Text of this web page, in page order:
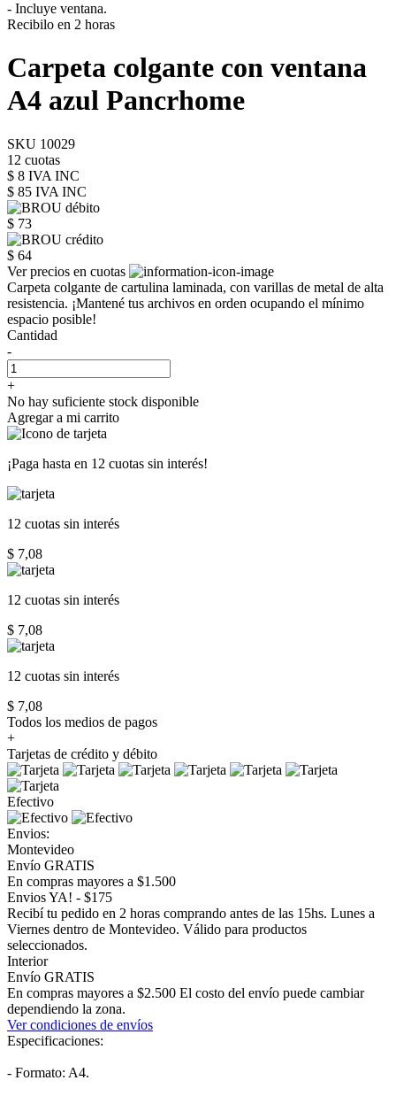
- Incluye ventana.
Recibilo en 2 horas
Carpeta colgante con ventana
A4 azul Pancrhome
SKU 10029
12 cuotas
$ 8 IVA INC
$ 85 IVA INC
$ 73
$ 64
Ver precios en cuotas
Carpeta colgante de cartulina laminada, con varillas de metal de alta
resistencia. ¡Mantené tus archivos en orden ocupando el mínimo
espacio posible!
Cantidad
-
+
No hay suficiente stock disponible
Agregar a mi carrito
¡Paga hasta en 12 cuotas sin interés!
12 cuotas sin interés
$ 7,08
12 cuotas sin interés
$ 7,08
12 cuotas sin interés
$ 7,08
Todos los medios de pagos
+
Tarjetas de crédito y débito
Efectivo
Envios:
Montevideo
Envío GRATIS
En compras mayores a $1.500
Envios YA! - $175
Recibí tu pedido en 2 horas comprando antes de las 15hs. Lunes a
Viernes dentro de Montevideo. Válido para productos
seleccionados.
Interior
Envío GRATIS
En compras mayores a $2.500 El costo del envío puede cambiar
dependiendo la zona.
Ver condiciones de envíos
Especificaciones:
- Formato: A4.